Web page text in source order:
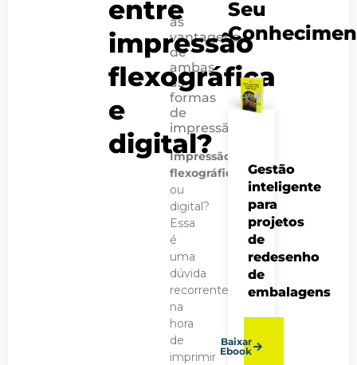
entre
impressão
flexográfica
e
digital?
e
as
vantagens
de
ambas
as
formas
de
impressão.
Impressão
flexográfica
ou
digital?
Essa
é
uma
dúvida
recorrente
na
hora
de
imprimir
Seu
Gestão
inteligente
para
projetos
de
redesenho
de
embalagens
Baixar
Ebook